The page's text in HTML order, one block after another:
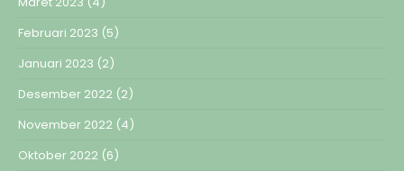
Februari 2023 (5)
Januari 2023 (2)
Desember 2022 (2)
November 2022 (4)
Oktober 2022 (6)